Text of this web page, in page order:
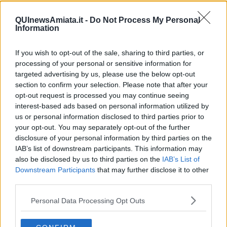
QUInewsAmiata.it - Do Not Process My Personal
Information
If you wish to opt-out of the sale, sharing to third parties, or
processing of your personal or sensitive information for
targeted advertising by us, please use the below opt-out
section to confirm your selection. Please note that after your
opt-out request is processed you may continue seeing
interest-based ads based on personal information utilized by
us or personal information disclosed to third parties prior to
your opt-out. You may separately opt-out of the further
disclosure of your personal information by third parties on the
IAB’s list of downstream participants. This information may
also be disclosed by us to third parties on the IAB’s List of
Downstream Participants that may further disclose it to other
Personal Data Processing Opt Outs
dovrebbe andare tutto bene, al lato economico sei favorito dalle
stelle. Periodo buono per concludere qualche affare importante
l’avrai poco prima della metá del mese. Ci vorrá attenzione
particolare il 17 ottobre, che potresti avere una discussione con
uscire illeso. Situazione piú tranquilla verso la fine del mese. A
livello della tua vita sentimentale, se hai giá una famiglia o una
relazione, tutto procede bene, a parte la giornata della Luna Piena
del 17 ottobre con la Luna nel segno opposto al tuo, che potrebbe
portare un po’ di tensione. Se sei single, potresti conoscere
qualcuno che lavora nel settore inerente ai soldi, quindi un/a broker
oppure andando in banca per fare una semplice operazione, nella
prima parte del mese. Dal 17 ottobre Venere entrerá nel segno
amico del Sagittario, dal 20 ottobre avrai piú chance, per incontrare
una persona interessante.
SCORPIONE
Sei il segno favorito dello zodiaco nel mese di ottobre. Non soltanto
perché si sta avvicinando il tuo compleanno, ma per la presenza di
Venere nel tuo segno nella prima metá del mese, che ti regala il
fascino, e per Marte e Saturno, che saranno in ottimo aspetto per
tutto il mese. Veramente ora sei tu a dettare le regole agli altri, che